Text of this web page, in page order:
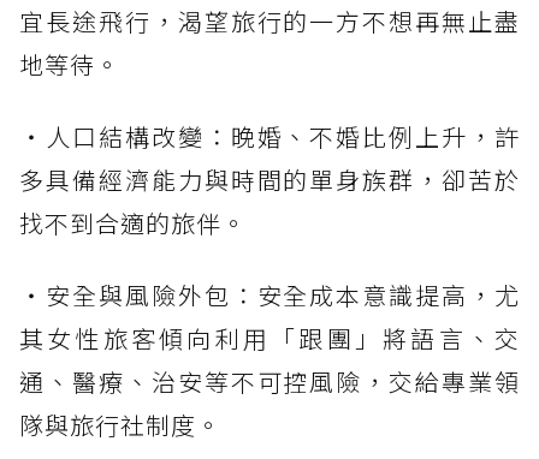
宜長途飛行，渴望旅行的一方不想再無止盡
地等待。
・人口結構改變：晚婚、不婚比例上升，許
多具備經濟能力與時間的單身族群，卻苦於
找不到合適的旅伴。
・安全與風險外包：安全成本意識提高，尤
其女性旅客傾向利用「跟團」將語言、交
通、醫療、治安等不可控風險，交給專業領
隊與旅行社制度。